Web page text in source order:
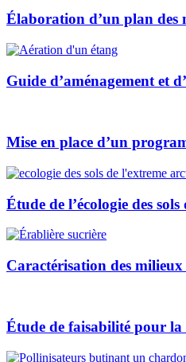
Élaboration d’un plan des
Guide d’aménagement et
Mise en place d’un
Étude de l’écologie des
Caractérisation des
Étude de faisabilité pour